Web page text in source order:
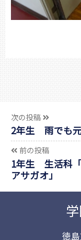
次の投稿
2年生 雨でも
前の投稿
1年生 生活科
アサガオ」
徳